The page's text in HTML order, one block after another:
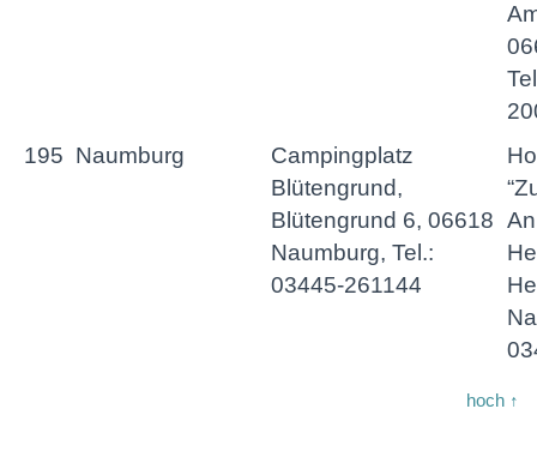
195 Naumburg
Campingplatz
Blütengrund,
Blütengrund 6, 06618
Naumburg, Tel.:
03445-261144
hoch ↑